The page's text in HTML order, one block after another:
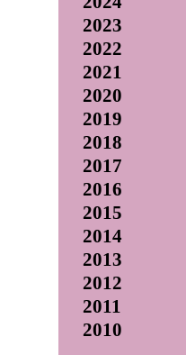
2023
2022
2021
2020
2019
2018
2017
2016
2015
2014
2013
2012
2011
2010